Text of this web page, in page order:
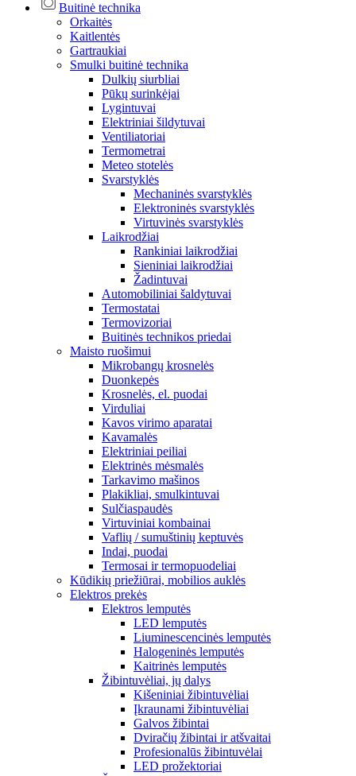
Buitinė technika
Orkaitės
Kaitlentės
Gartraukiai
Smulki buitinė technika
Dulkių siurbliai
Pūkų surinkėjai
Lygintuvai
Elektriniai šildytuvai
Ventiliatoriai
Termometrai
Meteo stotelės
Svarstyklės
Mechaninės svarstyklės
Elektroninės svarstyklės
Virtuvinės svarstyklės
Laikrodžiai
Rankiniai laikrodžiai
Sieniniai laikrodžiai
Žadintuvai
Automobiliniai šaldytuvai
Termostatai
Termovizoriai
Buitinės technikos priedai
Maisto ruošimui
Mikrobangų krosnelės
Duonkepės
Krosnelės, el. puodai
Virduliai
Kavos virimo aparatai
Kavamalės
Elektriniai peiliai
Elektrinės mėsmalės
Tarkavimo mašinos
Plakikliai, smulkintuvai
Sulčiaspaudės
Virtuviniai kombainai
Vaflių / sumuštinių keptuvės
Indai, puodai
Termosai ir termopuodeliai
Kūdikių priežiūrai, mobilios auklės
Elektros prekės
Elektros lemputės
LED lemputės
Liuminescencinės lemputės
Halogeninės lemputės
Kaitrinės lemputės
Žibintuvėliai, jų dalys
Kišeniniai žibintuvėliai
Įkraunami žibintuvėliai
Galvos žibintai
Dviračių žibintai ir atšvaitai
Profesionalūs žibintuvėlai
LED prožektoriai